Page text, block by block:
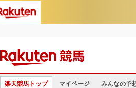
楽天競馬トップ マイページ みんなの予